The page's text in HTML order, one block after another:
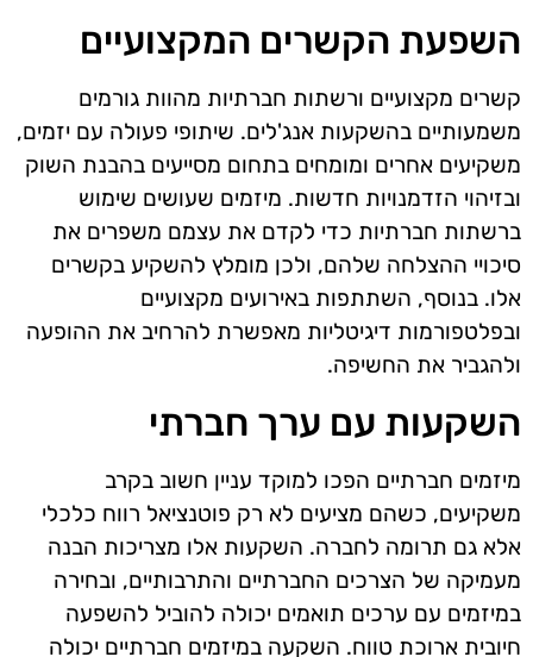
השפעת הקשרים המקצועיים
קשרים מקצועיים ורשתות חברתיות מהוות גורמים
משמעותיים בהשקעות אנג'לים. שיתופי פעולה עם יזמים,
משקיעים אחרים ומומחים בתחום מסייעים בהבנת השוק
ובזיהוי הזדמנויות חדשות. מיזמים שעושים שימוש
ברשתות חברתיות כדי לקדם את עצמם משפרים את
סיכויי ההצלחה שלהם, ולכן מומלץ להשקיע בקשרים
אלו. בנוסף, השתתפות באירועים מקצועיים
ובפלטפורמות דיגיטליות מאפשרת להרחיב את ההופעה
ולהגביר את החשיפה.
השקעות עם ערך חברתי
מיזמים חברתיים הפכו למוקד עניין חשוב בקרב
משקיעים, כשהם מציעים לא רק פוטנציאל רווח כלכלי
אלא גם תרומה לחברה. השקעות אלו מצריכות הבנה
מעמיקה של הצרכים החברתיים והתרבותיים, ובחירה
במיזמים עם ערכים תואמים יכולה להוביל להשפעה
חיובית ארוכת טווח. השקעה במיזמים חברתיים יכולה